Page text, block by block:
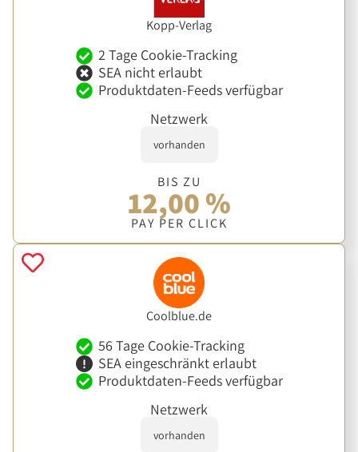
Kopp-Verlag
2 Tage Cookie-Tracking
SEA nicht erlaubt
Produktdaten-Feeds verfügbar
Netzwerk
vorhanden
BIS ZU
12,00 %
PAY PER CLICK
Coolblue.de
56 Tage Cookie-Tracking
SEA eingeschränkt erlaubt
Produktdaten-Feeds verfügbar
Netzwerk
vorhanden